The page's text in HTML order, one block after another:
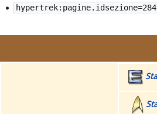
hypertrek:pagine.idsezione=284